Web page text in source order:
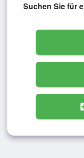
Suchen Sie für